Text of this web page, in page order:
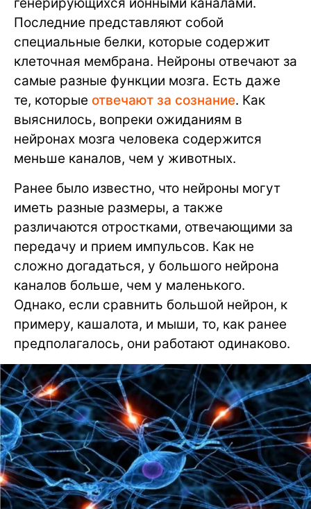
генерирующихся ионными каналами.
Последние представляют собой
специальные белки, которые содержит
клеточная мембрана. Нейроны отвечают за
самые разные функции мозга. Есть даже
те, которые отвечают за сознание. Как
выяснилось, вопреки ожиданиям в
нейронах мозга человека содержится
меньше каналов, чем у животных.
Ранее было известно, что нейроны могут
иметь разные размеры, а также
различаются отростками, отвечающими за
передачу и прием импульсов. Как не
сложно догадаться, у большого нейрона
каналов больше, чем у маленького.
Однако, если сравнить большой нейрон, к
примеру, кашалота, и мыши, то, как ранее
предполагалось, они работают одинаково.